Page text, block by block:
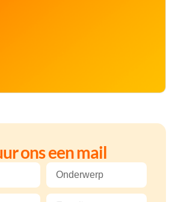
ons een mail